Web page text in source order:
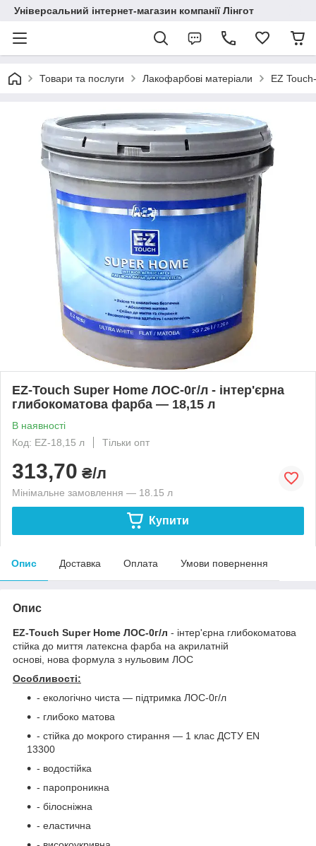
Універсальний інтернет-магазин компанії Лінгот
Товари та послуги Лакофарбові матеріали EZ
EZ-Touch Super Home ЛОС-0г/л - інтер'єрна
глибокоматова фарба — 18,15 л
В наявності
Код: EZ-18,15 л
Тільки опт
313,70 ₴/л
Мінімальне замовлення — 18.15 л
Купити
Опис Доставка Оплата Умови повернення
Опис
EZ-Touch Super Home ЛОС-0г/л - інтер'єрна глибокоматова
стійка до миття латексна фарба на акрилатній
основі, нова формула з нульовим ЛОС
Особливості:
- екологічно чиста — підтримка ЛОС-0г/л
- глибоко матова
- стійка до мокрого стирання — 1 клас ДСТУ EN
13300
- водостійка
- паропроникна
- білосніжна
- еластична